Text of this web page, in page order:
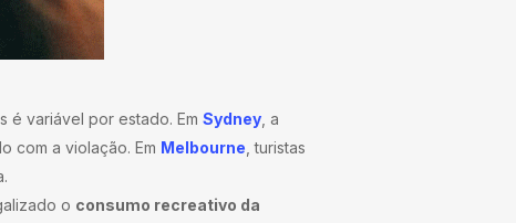
é variável por estado. Em Sydney , a
com a violação. Em Melbourne , turistas
o consumo recreativo da